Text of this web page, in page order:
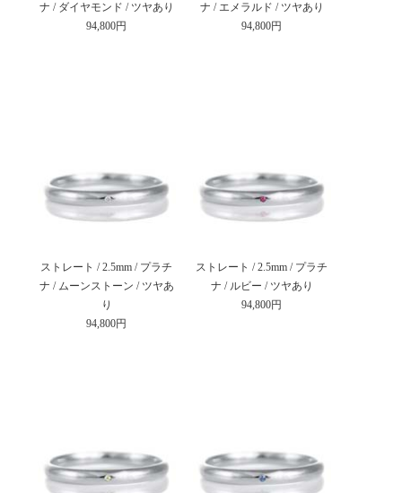
ナ / ダイヤモンド / ツヤあり
94,800円
ナ / エメラルド / ツヤあり
94,800円
ストレート / 2.5mm / プラチ
ナ / ムーンストーン / ツヤあ
り
94,800円
ストレート / 2.5mm / プラチ
ナ / ルビー / ツヤあり
94,800円